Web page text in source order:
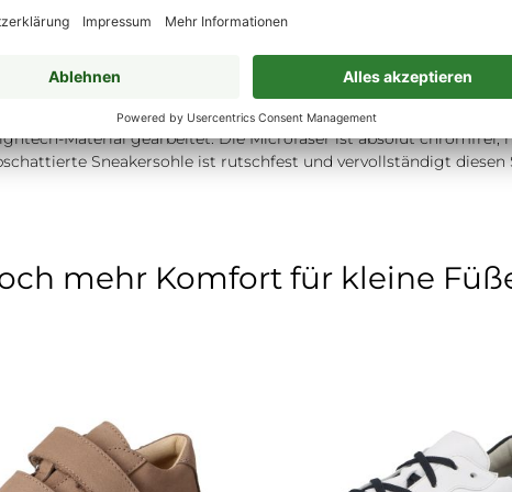
ist ein leichter, sommerlicher Lauflern-Sneaker. Die
Look, und dem perforierten Vorfußbereich lassen
optimal anpassen und ganz bequem anziehe. Der Fersen-
mit allem Komfort, der die Firma Däumling Kinderfüßen
Material gearbeitet. Die Microfaser ist absolut chromfrei,
Sneakersohle ist rutschfest und vervollständigt
mehr Komfort für kleine